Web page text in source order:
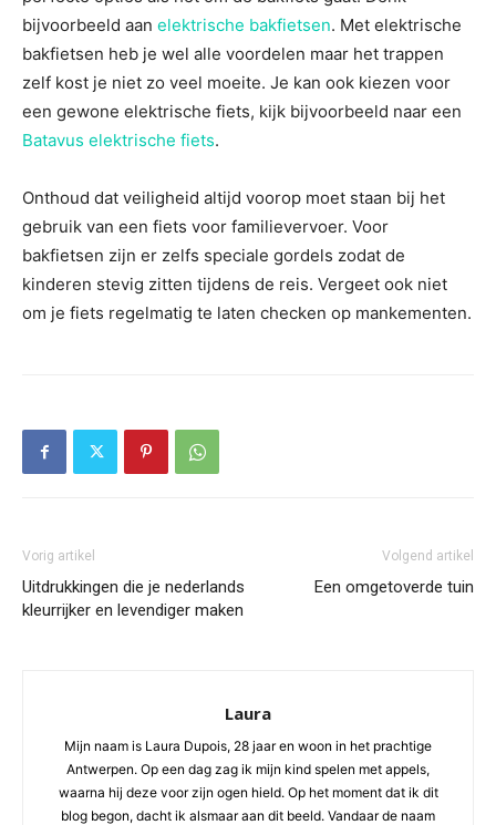
bijvoorbeeld aan elektrische bakfietsen. Met elektrische
bakfietsen heb je wel alle voordelen maar het trappen
zelf kost je niet zo veel moeite. Je kan ook kiezen voor
een gewone elektrische fiets, kijk bijvoorbeeld naar een
Batavus elektrische fiets.
Onthoud dat veiligheid altijd voorop moet staan bij het
gebruik van een fiets voor familievervoer. Voor
bakfietsen zijn er zelfs speciale gordels zodat de
kinderen stevig zitten tijdens de reis. Vergeet ook niet
om je fiets regelmatig te laten checken op mankementen.
Vorig artikel
Uitdrukkingen die je nederlands
kleurrijker en levendiger maken
Volgend artikel
Een omgetoverde tuin
Laura
Mijn naam is Laura Dupois, 28 jaar en woon in het prachtige
Antwerpen. Op een dag zag ik mijn kind spelen met appels,
waarna hij deze voor zijn ogen hield. Op het moment dat ik dit
blog begon, dacht ik alsmaar aan dit beeld. Vandaar de naam